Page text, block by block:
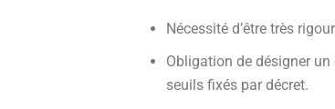
Nécessité d’être très
Obligation de désigner
seuils fixés par décret.